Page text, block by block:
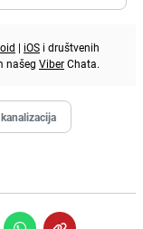
| iOS i društvenih
našeg ViberChata.